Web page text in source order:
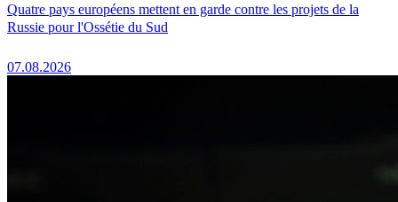
Quatre pays européens mettent en garde contre les projets de la
Russie pour l'Ossétie du Sud
07.08.2026